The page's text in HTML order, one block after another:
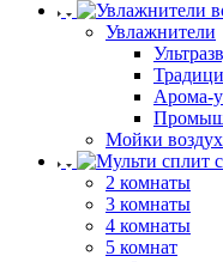
Увлажнители
Арома-
Мойки
2 комнаты
3 комнаты
4 комнаты
5 комнат